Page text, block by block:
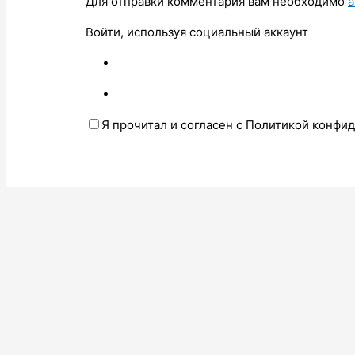
Войти, используя социальный аккаунт
Я прочитал и согласен с Политикой